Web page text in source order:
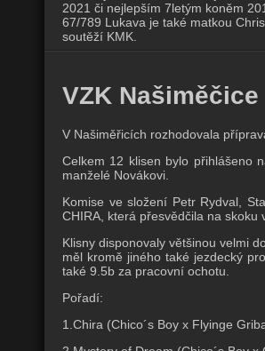
2021 či nejlepším 7letým koněm
67/789 Lukava je také matkou
soutěží KMK.
VZK Našiměčice
V Našiměřicích rozhodovala
Celkem 12 klisen bylo přihlášeno
manželé Novákovi.
Komise ve složení Petr Rydval,
CHIRA, která přesvědčila na
Klisny disponovaly většinou velmi
měl kromě jiného také jezdecký
také 9.5b za pracovní ochotu.
Pořadí:
1.Chira (Chico´s Boy x Flyinge